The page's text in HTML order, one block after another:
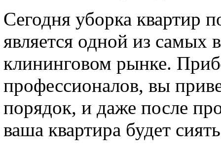
Сегодня уборка квартир
является одной из самых
клининговом рынке.
профессионалов, вы
порядок, и даже после
ваша квартира будет